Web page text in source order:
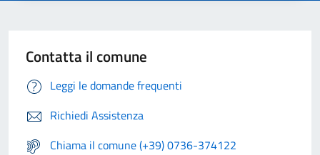
Contatta il comune
Leggi le domande frequenti
Richiedi Assistenza
Chiama il comune (+39) 0736-374122